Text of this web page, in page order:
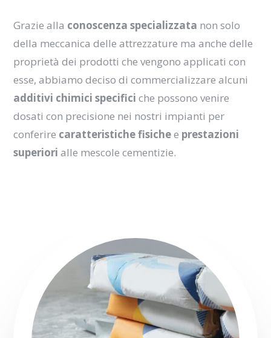
Grazie alla conoscenza specializzata non solo
della meccanica delle attrezzature ma anche delle
proprietà dei prodotti che vengono applicati con
esse, abbiamo deciso di commercializzare alcuni
additivi chimici specifici che possono venire
dosati con precisione nei nostri impianti per
conferire caratteristiche fisichee prestazioni
superiorialle mescole cementizie.